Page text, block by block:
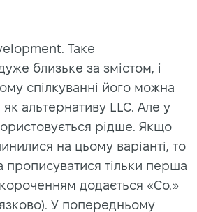
Таке
близьке за змістом, і
спілкуванні його можна
альтернативу LLC. Але у
рідше. Якщо
на цьому варіанті, то
тільки перша
додається «Co.»
У попередньому